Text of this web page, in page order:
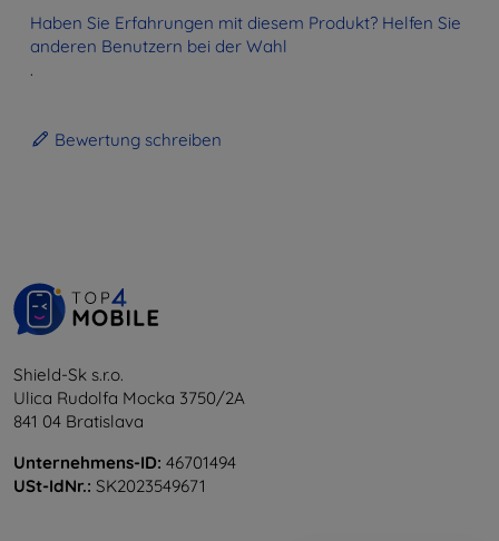
Haben Sie Erfahrungen mit diesem Produkt? Helfen Sie
anderen Benutzern bei der Wahl
.
Bewertung schreiben
Shield-Sk s.r.o.
Ulica Rudolfa Mocka 3750/2A
841 04 Bratislava
Unternehmens-ID: 46701494
USt-IdNr.: SK2023549671